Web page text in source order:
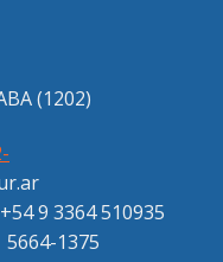
(1202)
+54 9 3364 510935
5664-1375